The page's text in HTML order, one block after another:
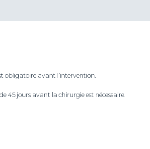
obligatoire avant l’intervention.
45 jours avant la chirurgie est nécessaire.